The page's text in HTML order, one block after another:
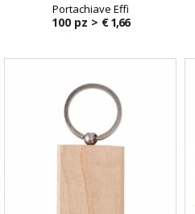
Portachiave Effi
100 pz > € 1,66